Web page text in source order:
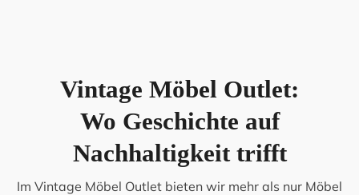
Vintage Möbel Outlet:
Wo Geschichte auf
Nachhaltigkeit trifft
Im Vintage Möbel Outlet bieten wir mehr als nur Möbel